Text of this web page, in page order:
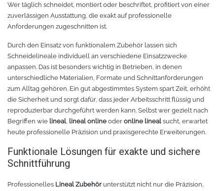
Übersicht
Chemica Firstmark
Chemica Hotmark
Chemica Holograflex
Chemica Upperflok
Chemica Galaxy
Chemica Sunmark
Griffe
Schnellspanner
Taschen und Kisten
Ausstattung für Taschen
Werkzeugtasche
Handgelenktasche
Werkzeugkasten
Wer täglich schneidet, montiert oder beschriftet, profitiert von einer
zuverlässigen Ausstattung, die exakt auf professionelle
Anforderungen zugeschnitten ist.
Durch den Einsatz von funktionalem Zubehör lassen sich
Schneidelineale individuell an verschiedene Einsatzzwecke
anpassen. Das ist besonders wichtig in Betrieben, in denen
unterschiedliche Materialien, Formate und Schnittanforderungen
zum Alltag gehören. Ein gut abgestimmtes System spart Zeit, erhöht
die Sicherheit und sorgt dafür, dass jeder Arbeitsschritt flüssig und
reproduzierbar durchgeführt werden kann. Selbst wer gezielt nach
Begriffen wie lineal, lineal online oder online lineal sucht, erwartet
heute professionelle Präzision und praxisgerechte Erweiterungen.
Funktionale Lösungen für exakte und sichere
Schnittführung
Professionelles Lineal Zubehör unterstützt nicht nur die Präzision,